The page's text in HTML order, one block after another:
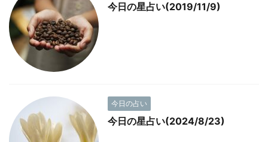
今日の星占い(2019/11/9)
今日の占い
今日の星占い(2024/8/23)